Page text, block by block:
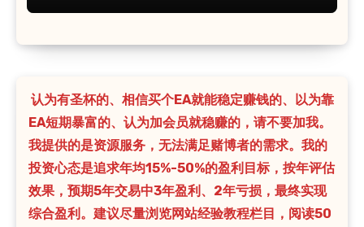
认为有圣杯的、相信买个EA就能稳定赚钱的、以为靠
EA短期暴富的、认为加会员就稳赚的，请不要加我。
我提供的是资源服务，无法满足赌博者的需求。我的
投资心态是追求年均15%-50%的盈利目标，按年评估
效果，预期5年交易中3年盈利、2年亏损，最终实现
综合盈利。建议尽量浏览网站经验教程栏目，阅读50